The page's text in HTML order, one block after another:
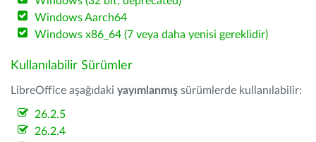
Windows Aarch64
Windows x86_64 (7 veya daha yenisi gereklidir)
Kullanılabilir Sürümler
LibreOffice aşağıdaki yayımlanmış sürümlerde kullanılabilir:
26.2.5
26.2.4